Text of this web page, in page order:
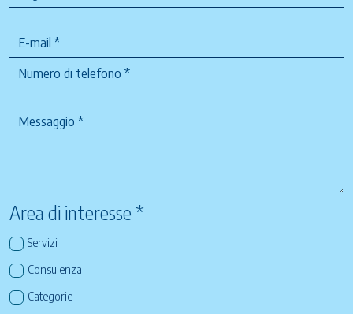
Area di interesse *
Servizi
Consulenza
Categorie